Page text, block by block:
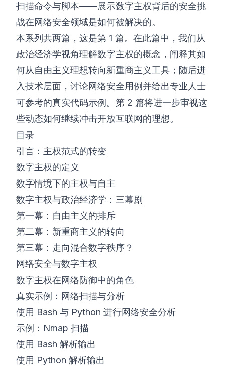
扫描命令与脚本——展示数字主权背后的安全挑
战在网络安全领域是如何被解决的。
本系列共两篇，这是第 1 篇。在此篇中，我们从
政治经济学视角理解数字主权的概念，阐释其如
何从自由主义理想转向新重商主义工具；随后进
入技术层面，讨论网络安全用例并给出专业人士
可参考的真实代码示例。第 2 篇将进一步审视这
些动态如何继续冲击开放互联网的理想。
目录
引言：主权范式的转变
数字主权的定义
数字情境下的主权与自主
数字主权与政治经济学：三幕剧
第一幕：自由主义的排斥
第二幕：新重商主义的转向
第三幕：走向混合数字秩序？
网络安全与数字主权
数字主权在网络防御中的角色
真实示例：网络扫描与分析
使用 Bash 与 Python 进行网络安全分析
示例：Nmap 扫描
使用 Bash 解析输出
使用 Python 解析输出